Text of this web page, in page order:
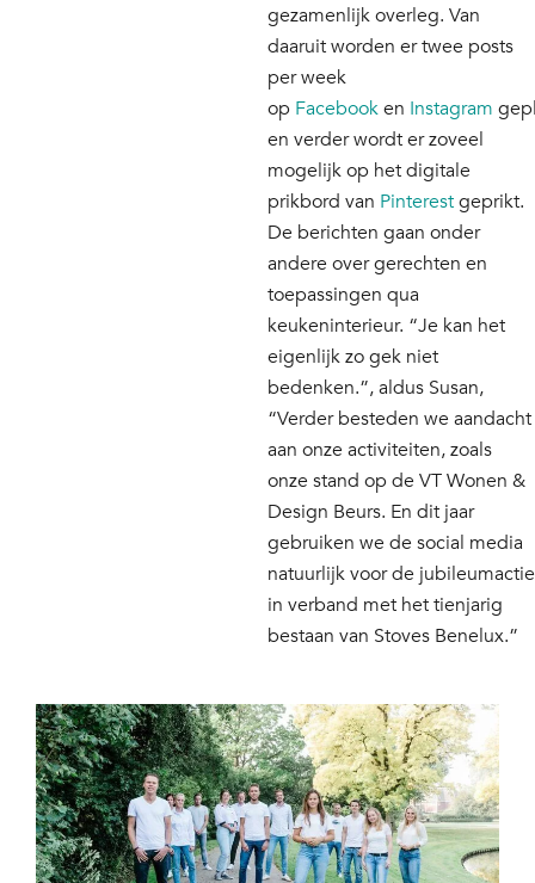
gezamenlijk overleg. Van
daaruit worden er twee posts
per week
op Facebooken Instagram
en verder wordt er zoveel
mogelijk op het digitale
prikbord van Pinterestgeprikt.
De berichten gaan onder
andere over gerechten en
toepassingen qua
keukeninterieur. “Je kan het
eigenlijk zo gek niet
bedenken.”, aldus Susan,
“Verder besteden we aandacht
aan onze activiteiten, zoals
onze stand op de VT Wonen &
Design Beurs. En dit jaar
gebruiken we de social media
natuurlijk voor de jubileumactie
in verband met het tienjarig
bestaan van Stoves Benelux.”